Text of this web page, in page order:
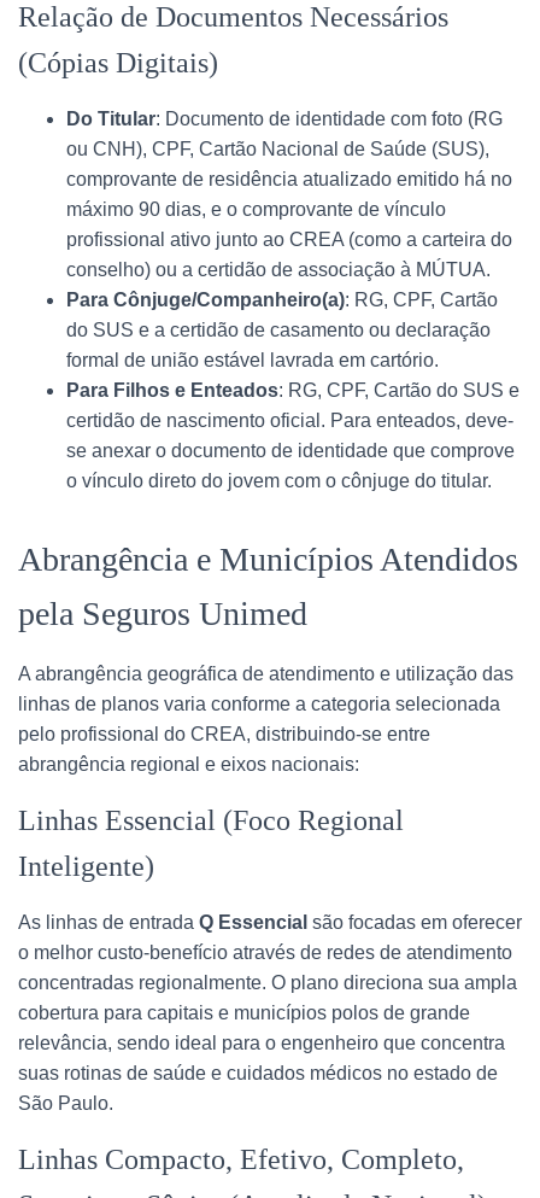
Relação de Documentos Necessários
(Cópias Digitais)
Do Titular: Documento de identidade com foto (RG
ou CNH), CPF, Cartão Nacional de Saúde (SUS),
comprovante de residência atualizado emitido há no
máximo 90 dias, e o comprovante de vínculo
profissional ativo junto ao CREA (como a carteira do
conselho) ou a certidão de associação à MÚTUA.
Para Cônjuge/Companheiro(a): RG, CPF, Cartão
do SUS e a certidão de casamento ou declaração
formal de união estável lavrada em cartório.
Para Filhos e Enteados: RG, CPF, Cartão do SUS e
certidão de nascimento oficial. Para enteados, deve-
se anexar o documento de identidade que comprove
o vínculo direto do jovem com o cônjuge do titular.
Abrangência e Municípios Atendidos
pela Seguros Unimed
A abrangência geográfica de atendimento e utilização das
linhas de planos varia conforme a categoria selecionada
pelo profissional do CREA, distribuindo-se entre
abrangência regional e eixos nacionais:
Linhas Essencial (Foco Regional
Inteligente)
As linhas de entrada Q Essencial são focadas em oferecer
o melhor custo-benefício através de redes de atendimento
concentradas regionalmente. O plano direciona sua ampla
cobertura para capitais e municípios polos de grande
relevância, sendo ideal para o engenheiro que concentra
suas rotinas de saúde e cuidados médicos no estado de
São Paulo.
Linhas Compacto, Efetivo, Completo,